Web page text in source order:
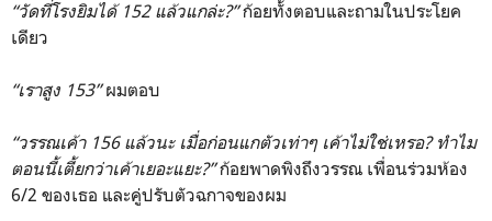
“วัดที่โรงยิมได้ 152 แล้วแกล่ะ?”ก้อยทั้งตอบและถามในประโยค
เดียว
“เราสูง 153”ผมตอบ
“วรรณเค้า 156 แล้วนะ เมื่อก่อนแกตัวเท่าๆ เค้าไม่ใช่เหรอ? ทำไม
ตอนนี้เตี้ยกว่าเค้าเยอะแยะ?”ก้อยพาดพิงถึงวรรณ เพื่อนร่วมห้อง
6/2 ของเธอ และคู่ปรับตัวฉกาจของผม